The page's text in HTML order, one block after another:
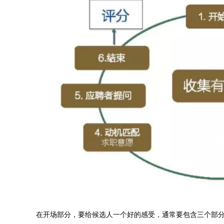
在开场部分，要给候选人一个好的感受，通常要包含三个部